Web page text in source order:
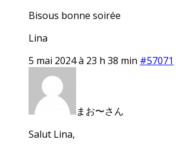
Bisous bonne soirée
Lina
5 mai 2024 à 23 h 38 min #57071
まお〜さん
Salut Lina,